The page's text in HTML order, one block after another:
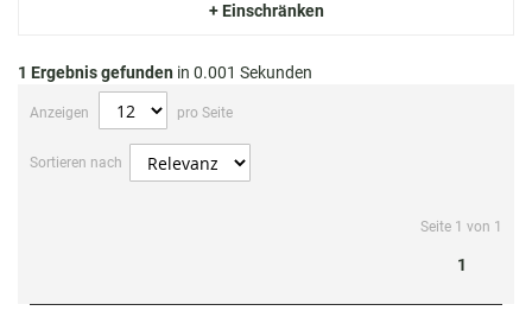
+ Einschränken
1 Ergebnis gefunden in 0.001 Sekunden
Anzeigen pro Seite
Sortieren nach
Seite 1 von 1
1